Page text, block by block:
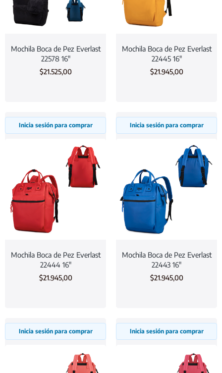
Mochila Boca de Pez Everlast
22578 16″
$21.525,00
Mochila Boca de Pez Everlast
22445 16″
$21.945,00
Inicia sesión para comprar
Mochila Boca de Pez Everlast
22444 16″
$21.945,00
Inicia sesión para comprar
Mochila Boca de Pez Everlast
22443 16″
$21.945,00
Inicia sesión para comprar Inicia sesión para comprar